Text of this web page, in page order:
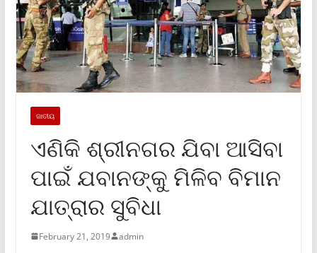
ଜାତୀୟ
ଏଣିକି ଶ୍ରୀନଗର ଯିବା ଆସିବା
ପାଇଁ ଯବାନଙ୍କୁ ମିଳିବ ବିମାନ
ଯାତ୍ରାର ସୁବିଧା
February 21, 2019 admin